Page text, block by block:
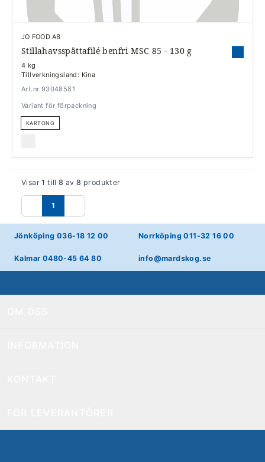
JO FOOD AB
Stillahavsspättafilé benfri MSC 85 - 130 g
4 kg
Tillverkningsland: Kina
Art.nr 93048581
Variant för förpackning
KARTONG
Visar1 till8 av8 produkter
Föregående
1
Nästa
Jönköping 036-18 12 00 Norrköping 011-32 16 00
Kalmar 0480-45 64 80 info@mardskog.se